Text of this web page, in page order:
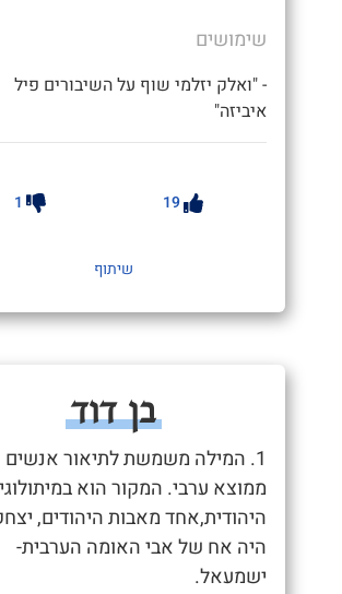
שימושים
- "ואלק יזלמי שוף על השיבורים פיל
איביזה"
19
1
שיתוף
בן דוד
1. המילה משמשת לתיאור אנשים
ממוצא ערבי. המקור הוא
היהודית,אחד מאבות היהודים,
היה אח של אבי האומה הערבית-
ישמעאל.